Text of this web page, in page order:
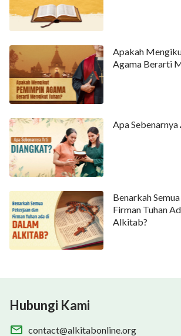
Apakah
Agama Berarti
Apa
Benarkah
Firman Tuhan
Alkitab?
Hubungi Kami
contact@alkitabonline.org